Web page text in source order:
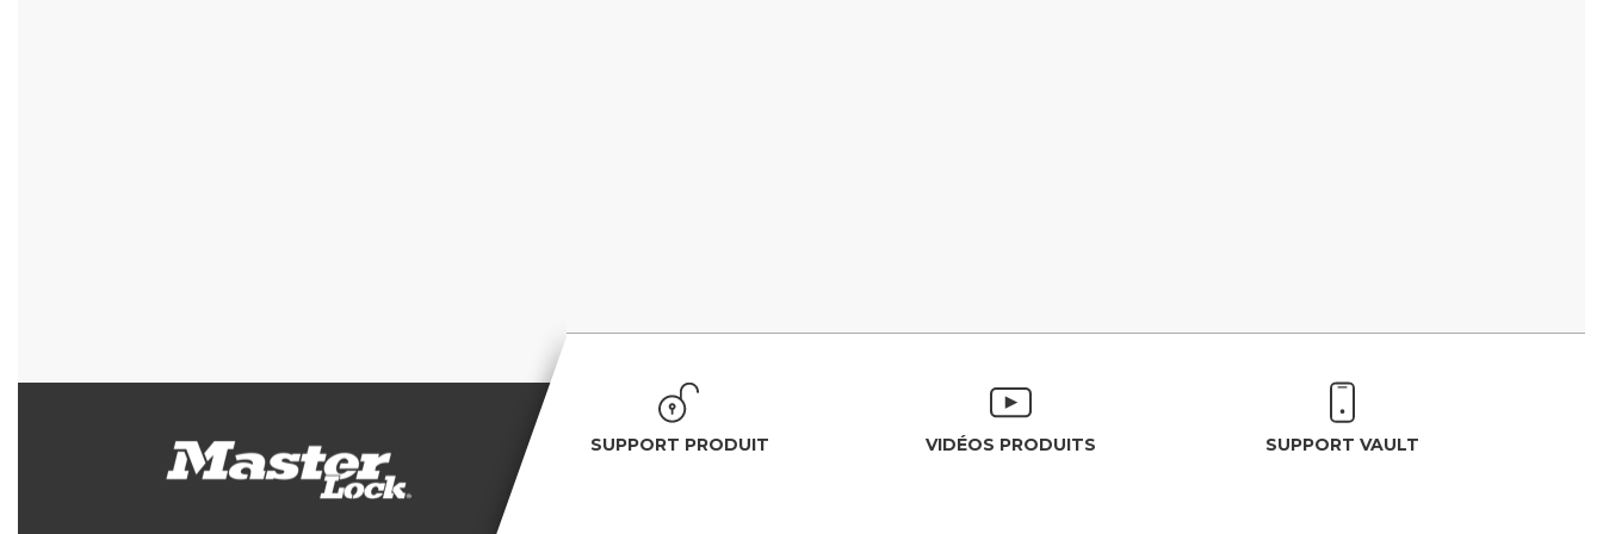
SUPPORT PRODUIT VIDÉOS PRODUITS SUPPORT VAULT